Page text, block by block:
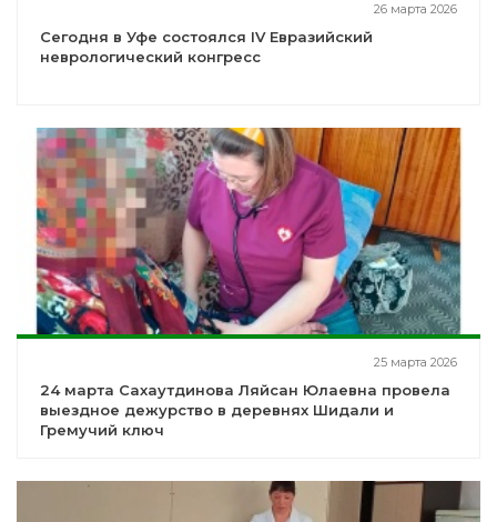
26 марта 2026
Сегодня в Уфе состоялся IV Евразийский
неврологический конгресс
25 марта 2026
24 марта Сахаутдинова Ляйсан Юлаевна провела
выездное дежурство в деревнях Шидали и
Гремучий ключ